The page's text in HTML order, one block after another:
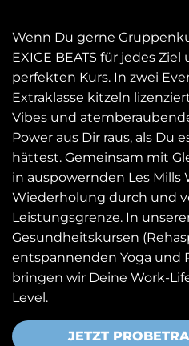
Wenn Du gerne
EXICE BEATS für jedes
perfekten Kurs. In zwei
Extraklasse kitzeln
Vibes und
Power aus Dir raus, als Du
hättest. Gemeinsam mit
in auspowernden Les Mills
Wiederholung durch und
Leistungsgrenze. In
Gesundheitskursen
entspannenden Yoga und
bringen wir Deine Work-
Level.
JETZT